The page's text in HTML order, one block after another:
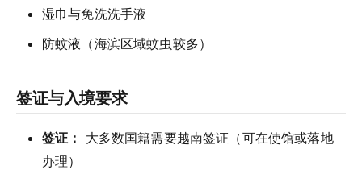
湿巾与免洗洗手液
防蚊液（海滨区域蚊虫较多）
签证与入境要求
签证：
大多数国籍需要越南签证（可在使馆或落地
办理）